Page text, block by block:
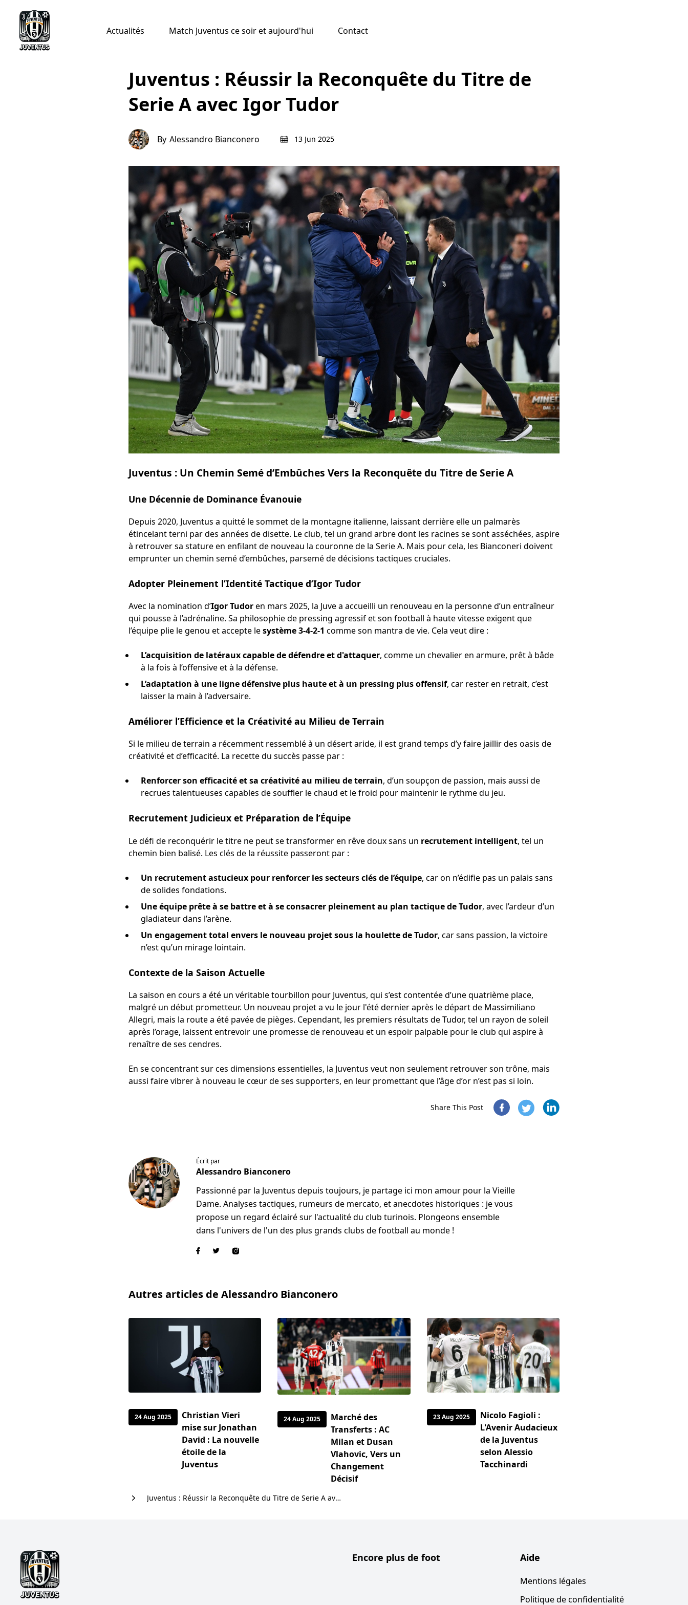
Actualités Match Juventus ce soir et aujourd'hui Contact
Juventus : Réussir la Reconquête du Titre de
Serie A avec Igor Tudor
By Alessandro Bianconero 13 Jun 2025
Juventus : Un Chemin Semé d’Embûches Vers la Reconquête du Titre de Serie A
Une Décennie de Dominance Évanouie
Depuis 2020, Juventus a quitté le sommet de la montagne italienne, laissant derrière elle un palmarès
étincelant terni par des années de disette. Le club, tel un grand arbre dont les racines se sont asséchées, aspire
à retrouver sa stature en enfilant de nouveau la couronne de la Serie A. Mais pour cela, les Bianconeri doivent
emprunter un chemin semé d’embûches, parsemé de décisions tactiques cruciales.
Adopter Pleinement l’Identité Tactique d’Igor Tudor
Avec la nomination d’Igor Tudoren mars 2025, la Juve a accueilli un renouveau en la personne d’un entraîneur
qui pousse à l’adrénaline. Sa philosophie de pressing agressif et son football à haute vitesse exigent que
l’équipe plie le genou et accepte lesystème 3-4-2-1 comme son mantra de vie. Cela veut dire :
L’acquisition de latéraux capable de défendre et d'attaquer, comme un chevalier en armure, prêt à både
à la fois à l’offensive et à la défense.
L’adaptation à une ligne défensive plus haute et à un pressing plus offensif, car rester en retrait, c’est
laisser la main à l’adversaire.
Améliorer l’Efficience et la Créativité au Milieu de Terrain
Si le milieu de terrain a récemment ressemblé à un désert aride, il est grand temps d’y faire jaillir des oasis de
créativité et d’efficacité. La recette du succès passe par :
Renforcer son efficacité et sa créativité au milieu de terrain, d’un soupçon de passion, mais aussi de
recrues talentueuses capables de souffler le chaud et le froid pour maintenir le rythme du jeu.
Recrutement Judicieux et Préparation de l’Équipe
Le défi de reconquérir le titre ne peut se transformer en rêve doux sans un recrutement intelligent, tel un
chemin bien balisé. Les clés de la réussite passeront par :
Un recrutement astucieux pour renforcer les secteurs clés de l’équipe, car on n’édifie pas un palais sans
de solides fondations.
Une équipe prête à se battre et à se consacrer pleinement au plan tactique de Tudor, avec l’ardeur d’un
gladiateur dans l’arène.
Un engagement total envers le nouveau projet sous la houlette de Tudor, car sans passion, la victoire
n’est qu’un mirage lointain.
Contexte de la Saison Actuelle
La saison en cours a été un véritable tourbillon pour Juventus, qui s’est contentée d’une quatrième place,
malgré un début prometteur. Un nouveau projet a vu le jour l'été dernier après le départ de Massimiliano
Allegri, mais la route a été pavée de pièges. Cependant, les premiers résultats de Tudor, tel un rayon de soleil
après l’orage, laissent entrevoir une promesse de renouveau et un espoir palpable pour le club qui aspire à
renaître de ses cendres.
En se concentrant sur ces dimensions essentielles, la Juventus veut non seulement retrouver son trône, mais
aussi faire vibrer à nouveau le cœur de ses supporters, en leur promettant que l’âge d’or n’est pas si loin.
Share This Post
Écrit par
Alessandro Bianconero
Passionné par la Juventus depuis toujours, je partage ici mon amour pour la Vieille
Dame. Analyses tactiques, rumeurs de mercato, et anecdotes historiques : je vous
propose un regard éclairé sur l'actualité du club turinois. Plongeons ensemble
dans l'univers de l'un des plus grands clubs de football au monde !
Autres articles de Alessandro Bianconero
24 Aug 2025
Christian Vieri
mise sur Jonathan
David : La nouvelle
étoile de la
Juventus
24 Aug 2025
Marché des
Transferts : AC
Milan et Dusan
Vlahovic, Vers un
Changement
Décisif
23 Aug 2025
Nicolo Fagioli :
L'Avenir Audacieux
de la Juventus
selon Alessio
Tacchinardi
Juventus : Réussir la Reconquête du Titre de Serie A avec Igor Tudor
Encore plus de foot Aide
Mentions légales
Politique de confidentialité